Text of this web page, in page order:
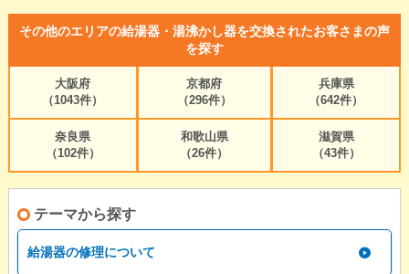
その他のエリアの給湯器・湯沸かし器を交換されたお客さまの声
を探す
大阪府
（1043件）
京都府
（296件）
兵庫県
（642件）
奈良県
（102件）
和歌山県
（26件）
滋賀県
（43件）
テーマから探す
給湯器の修理について